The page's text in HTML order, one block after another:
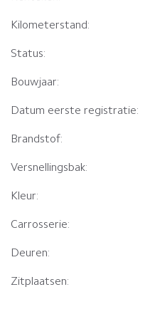
Kilometerstand:
Status:
Bouwjaar:
Datum eerste registratie:
Brandstof:
Versnellingsbak:
Kleur:
Carrosserie:
Deuren:
Zitplaatsen: